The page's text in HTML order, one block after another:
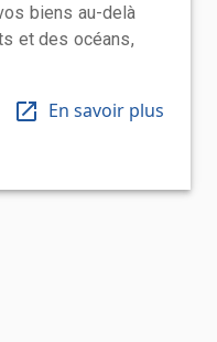
biens au-delà
et des océans,
En savoir plus